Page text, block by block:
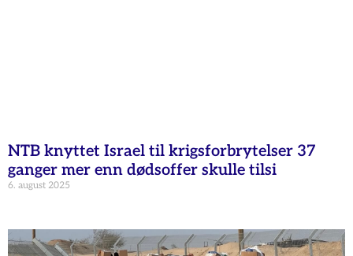
NTB knyttet Israel til krigsforbrytelser 37
ganger mer enn dødsoffer skulle tilsi
6. august 2025